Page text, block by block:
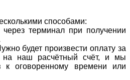
способами:
терминал при получении
будет произвести оплату за
на наш расчётный счёт, и мы
к оговоренному времени или